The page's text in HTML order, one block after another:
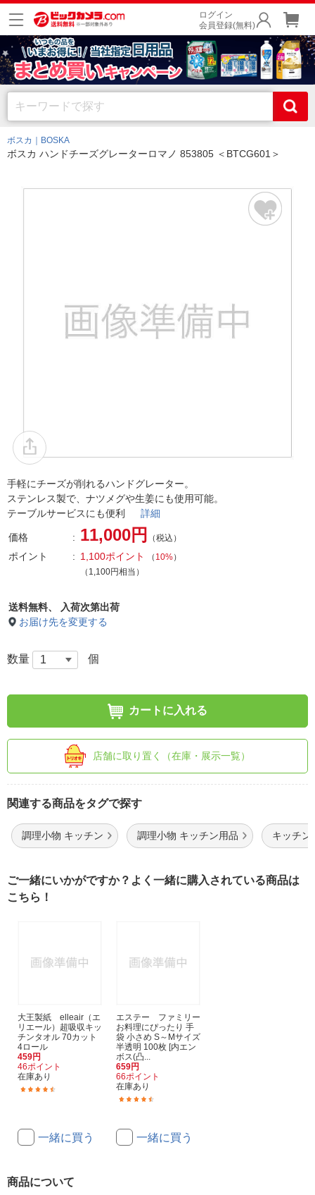
ログイン
会員登録(無料)
ボスカ｜BOSKA
ボスカ ハンドチーズグレーターロマノ 853805 ＜BTCG601＞
手軽にチーズが削れるハンドグレーター。
ステンレス製で、ナツメグや生姜にも使用可能。
テーブルサービスにも便利 詳細
価格 11,000円 （税込）
ポイント 1,100ポイント （ 10%）
（1,100円相当）
送料無料、
入荷次第出荷
お届け先を変更する
数量 個
カートに入れる
店舗に取り置く（在庫・展示一覧）
関連する商品をタグで探す
調理小物 キッチン 調理小物 キッチン用品 キッチン
ご一緒にいかがですか？よく一緒に購入されている商品は
こちら！
大王製紙 elleair（エ
リエール）超吸収キッ
チンタオル 70カット
4ロール
459円
46ポイント
在庫あり
一緒に買う
エステー ファミリー
お料理にぴったり 手
袋 小さめ S～Mサイズ
半透明 100枚 [内エン
ボス(凸...
659円
66ポイント
在庫あり
一緒に買う
商品について